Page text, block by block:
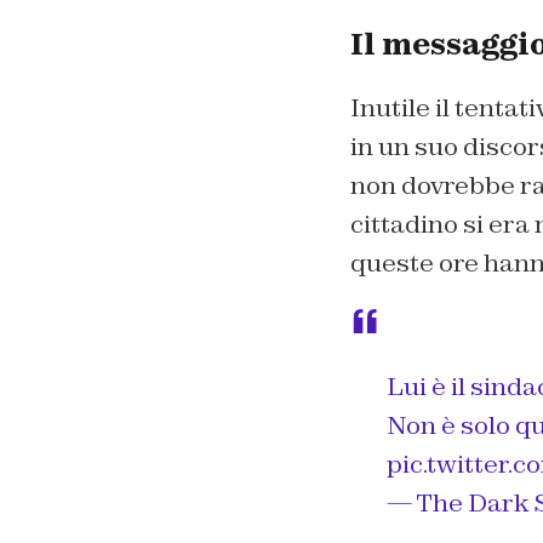
Il
Inutile il
in un suo
non dovrebbe
cittadino si era
queste ore
Lui è il
Non è solo
— The Dark